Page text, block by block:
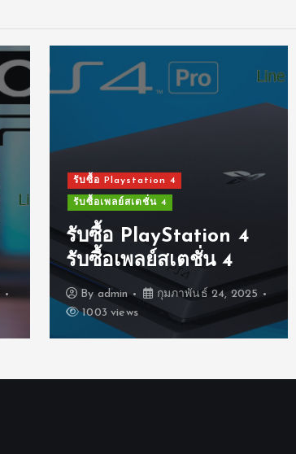
รับซื้อ Playstation 4
รับซื้อเพลย์สเตชั่น 4
รับซื้อ PlayStation 4
รับซื้อเพลย์สเตชั่น 4
By admin
กุมภาพันธ์ 24, 2025
1003 views